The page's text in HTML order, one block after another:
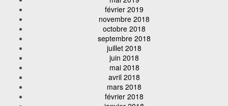
février 2019
novembre 2018
octobre 2018
septembre 2018
juillet 2018
juin 2018
mai 2018
avril 2018
mars 2018
février 2018